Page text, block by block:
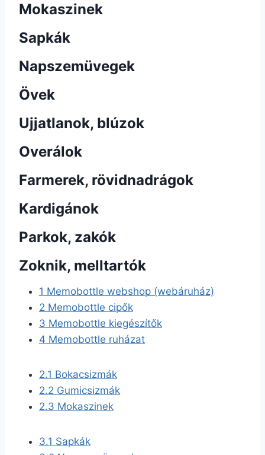
Mokaszinek
Sapkák
Napszemüvegek
Övek
Ujjatlanok, blúzok
Overálok
Farmerek, rövidnadrágok
Kardigánok
Parkok, zakók
Zoknik, melltartók
1 Memobottle webshop (webáruház)
2 Memobottle cipők
3 Memobottle kiegészítők
4 Memobottle ruházat
2.1 Bokacsizmák
2.2 Gumicsizmák
2.3 Mokaszinek
3.1 Sapkák